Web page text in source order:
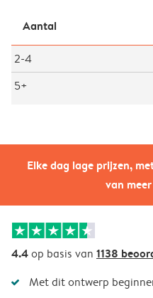
Elke dag lage prijzen,
van
Aantal
2-4
5+
4.4op basis van 1138
Met dit ontwerp